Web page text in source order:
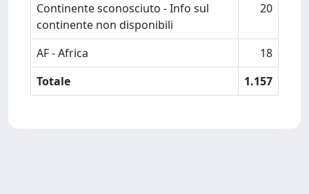
Continente sconosciuto - Info sul
continente non disponibili
20
AF - Africa
18
Totale
1.157